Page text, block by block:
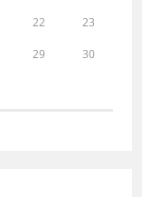
22 23
29 30